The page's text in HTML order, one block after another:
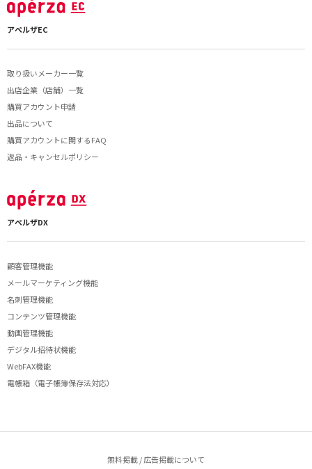
アペルザEC
取り扱いメーカー一覧
出店企業（店舗）一覧
購買アカウント申請
出品について
購買アカウントに関するFAQ
返品・キャンセルポリシー
アペルザDX
顧客管理機能
メールマーケティング機能
名刺管理機能
コンテンツ管理機能
動画管理機能
デジタル招待状機能
WebFAX機能
電帳箱（電子帳簿保存法対応）
無料掲載 / 広告掲載について